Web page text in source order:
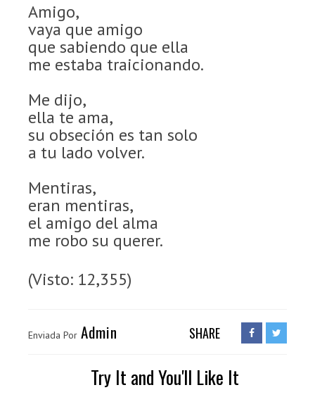
Amigo,
vaya que amigo
que sabiendo que ella
me estaba traicionando.
Me dijo,
ella te ama,
su obseción es tan solo
a tu lado volver.
Mentiras,
eran mentiras,
el amigo del alma
me robo su querer.
(Visto: 12,355)
Enviada Por Admin SHARE
Try It and You'll Like It